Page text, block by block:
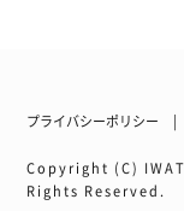
プライバシーポリシー
Copyright (C)
Rights Reserved.